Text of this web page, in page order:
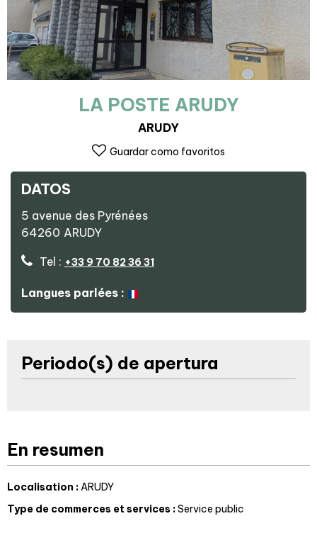
LA POSTE ARUDY
ARUDY
Guardar como favoritos
DATOS
5 avenue des Pyrénées
64260 ARUDY
Tel : +33 9 70 82 36 31
Langues parlées :
Periodo(s) de apertura
En resumen
Localisation :ARUDY
Type de commerces et services :Service public